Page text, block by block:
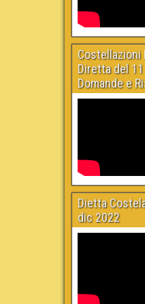
Costellazioni
Diretta del
Domande e
Dietta
dic 2022